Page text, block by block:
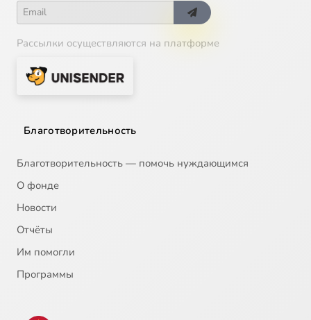
Рассылки осуществляются на платформе
Благотворительность
Благотворительность — помочь нуждающимся
О фонде
Новости
Отчёты
Им помогли
Программы